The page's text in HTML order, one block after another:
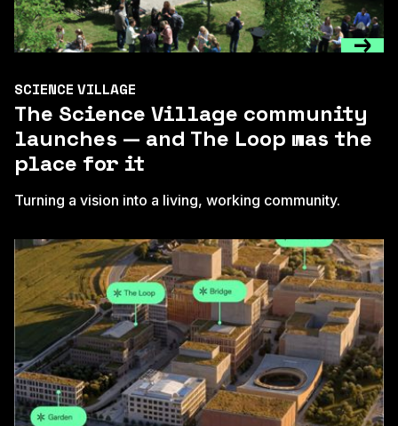
SCIENCE VILLAGE
The Science Village community
launches — and The Loop was the
place for it
Turning a vision into a living, working community.